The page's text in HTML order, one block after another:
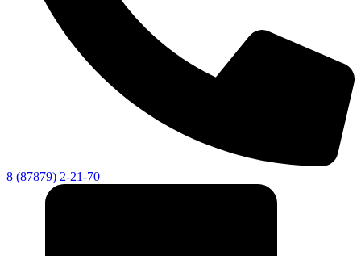
8 (87879) 2-21-70